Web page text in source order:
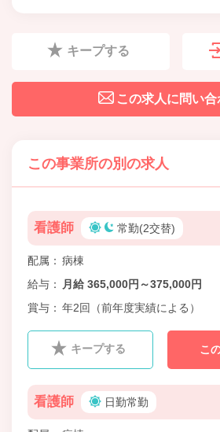
キープする
この求人に問い合
この事業所の別の求人
看護師 常勤(2交替)
配属
病棟
給与
月給 365,000円～375,000円
賞与
年2回（前年度実績による）
キープする こ
看護師 日勤常勤